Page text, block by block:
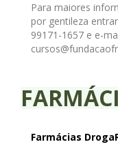
Para maiores
por gentileza
99171-1657 e e-
Farmácias